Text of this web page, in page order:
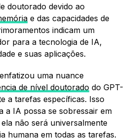
doutorado devido ao
e das capacidades de
indicam um
para a tecnologia de IA,
e suas aplicações.
uma nuance
de nível doutorado do GPT-
a tarefas específicas. Isso
a IA possa se sobressair em
não será universalmente
humana em todas as tarefas.